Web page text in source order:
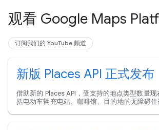
观看 Google Maps
订阅我们的 YouTube 频道
新版 Places API 正式发布
借助新的 Places API，受支持的地点类型数量
括电动车辆充电站、咖啡馆、目的地的无障碍住